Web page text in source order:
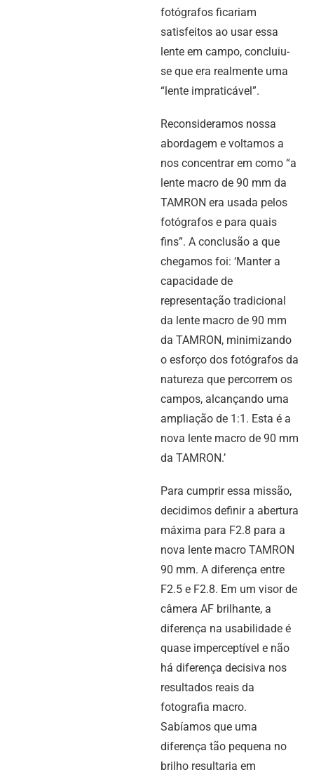
fotógrafos ficariam
satisfeitos ao usar essa
lente em campo, concluiu-
se que era realmente uma
“lente impraticável”.
Reconsideramos nossa
abordagem e voltamos a
nos concentrar em como “a
lente macro de 90 mm da
TAMRON era usada pelos
fotógrafos e para quais
fins”. A conclusão a que
chegamos foi: ‘Manter a
capacidade de
representação tradicional
da lente macro de 90 mm
da TAMRON, minimizando
o esforço dos fotógrafos da
natureza que percorrem os
campos, alcançando uma
ampliação de 1:1. Esta é a
nova lente macro de 90 mm
da TAMRON.’
Para cumprir essa missão,
decidimos definir a abertura
máxima para F2.8 para a
nova lente macro TAMRON
90 mm. A diferença entre
F2.5 e F2.8. Em um visor de
câmera AF brilhante, a
diferença na usabilidade é
quase imperceptível e não
há diferença decisiva nos
resultados reais da
fotografia macro.
Sabíamos que uma
diferença tão pequena no
brilho resultaria em